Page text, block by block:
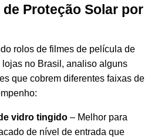
Proteção Solar por
rolos de filmes de película de
no Brasil, analiso alguns
que cobrem diferentes faixas de
vidro tingido – Melhor para
de nível de entrada que